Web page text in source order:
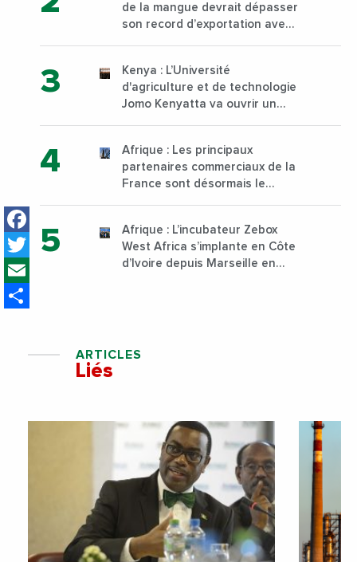
Facebook
Twitter
de la mangue devrait dépasser
son record d’exportation avec
Kenya : L’Université
d'agriculture et de technologie
Jomo Kenyatta va ouvrir un
sur son campus de Karen à
Nairobi dès janvier 2023
Afrique : Les principaux
partenaires commerciaux de la
France sont désormais le
Afrique : L’incubateur Zebox
West Africa s’implante en Côte
d’Ivoire depuis Marseille en
ARTICLES
Liés